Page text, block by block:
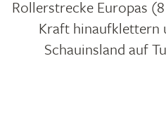
Rollerstrecke Europas
Kraft hinaufklettern
Schauinsland auf